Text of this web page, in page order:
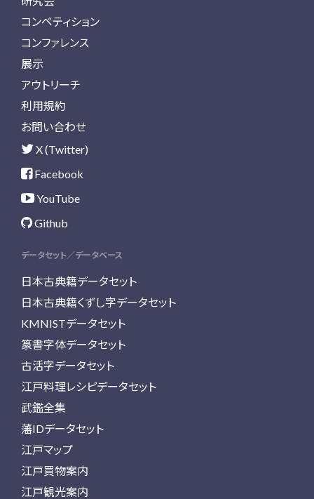
コンペティション
コンファレンス
展示
アウトリーチ
利用規約
お問い合わせ
X (Twitter)
Facebook
YouTube
Github
データセット／データベース
日本古典籍データセット
日本古典籍くずし字データセット
KMNISTデータセット
篆書字体データセット
古活字データセット
江戸料理レシピデータセット
武鑑全集
藩IDデータセット
江戸マップ
江戸買物案内
江戸観光案内